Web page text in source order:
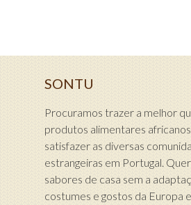
SONTU
Procuramos trazer a melhor
produtos alimentares
satisfazer as diversas
estrangeiras em Portugal.
sabores de casa sem a
costumes e gostos da Europa